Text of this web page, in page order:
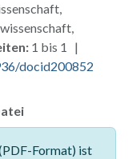
1 bis 1 |
docid200852
Format) ist